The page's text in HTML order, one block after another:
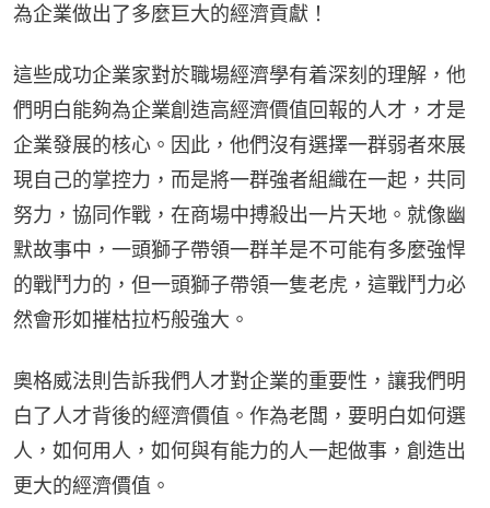
為企業做出了多麼巨大的經濟貢獻！
這些成功企業家對於職場經濟學有着深刻的理解，他
們明白能夠為企業創造高經濟價值回報的人才，才是
企業發展的核心。因此，他們沒有選擇一群弱者來展
現自己的掌控力，而是將一群強者組織在一起，共同
努力，協同作戰，在商場中搏殺出一片天地。就像幽
默故事中，一頭獅子帶領一群羊是不可能有多麼強悍
的戰鬥力的，但一頭獅子帶領一隻老虎，這戰鬥力必
然會形如摧枯拉朽般強大。
奧格威法則告訴我們人才對企業的重要性，讓我們明
白了人才背後的經濟價值。作為老闆，要明白如何選
人，如何用人，如何與有能力的人一起做事，創造出
更大的經濟價值。